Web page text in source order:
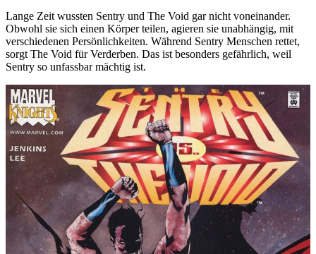
Lange Zeit wussten Sentry und The Void gar nicht voneinander.
Obwohl sie sich einen Körper teilen, agieren sie unabhängig, mit
verschiedenen Persönlichkeiten. Während Sentry Menschen rettet,
sorgt The Void für Verderben. Das ist besonders gefährlich, weil
Sentry so unfassbar mächtig ist.